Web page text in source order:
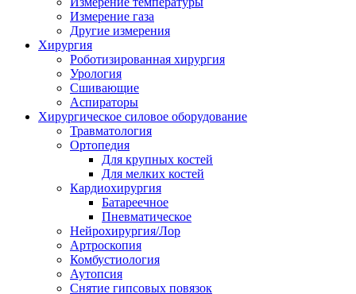
Измерение газа
Другие измерения
Хирургия
Роботизированная хирургия
Урология
Сшивающие
Аспираторы
Хирургическое силовое оборудование
Травматология
Ортопедия
Для крупных костей
Для мелких костей
Кардиохирургия
Батареечное
Пневматическое
Нейрохирургия/Лор
Артроскопия
Комбустиология
Аутопсия
Снятие гипсовых повязок